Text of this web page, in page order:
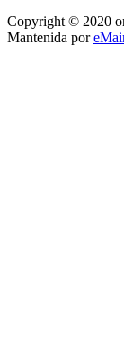
Copyright © 2020
Mantenida por